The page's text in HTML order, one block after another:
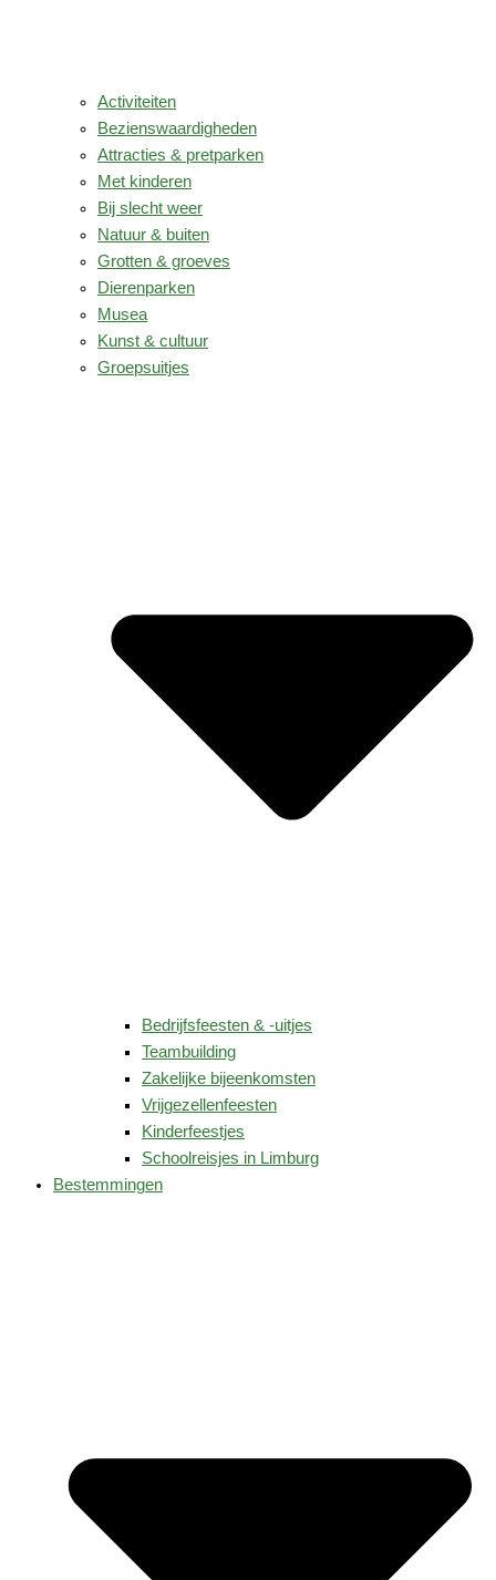
Activiteiten
Bezienswaardigheden
Attracties & pretparken
Met kinderen
Bij slecht weer
Natuur & buiten
Grotten & groeves
Dierenparken
Musea
Kunst & cultuur
Groepsuitjes
Bedrijfsfeesten & -uitjes
Teambuilding
Zakelijke bijeenkomsten
Vrijgezellenfeesten
Kinderfeestjes
Schoolreisjes in Limburg
Bestemmingen